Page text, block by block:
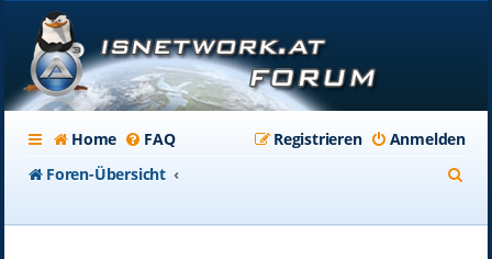
Home FAQ Anmelden
Registrieren
Foren-Übersicht